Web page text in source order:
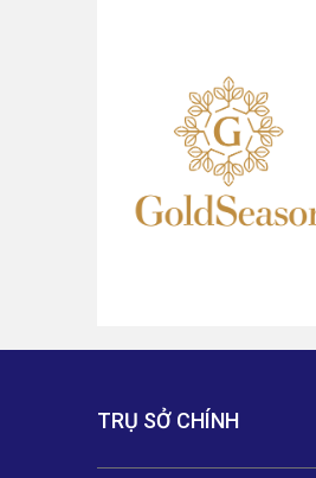
TRỤ SỞ CHÍNH